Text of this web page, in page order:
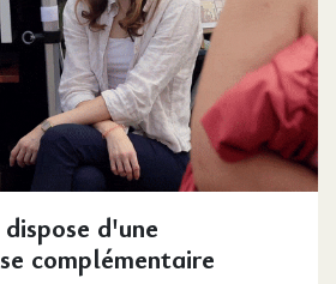
dispose d'une
complémentaire